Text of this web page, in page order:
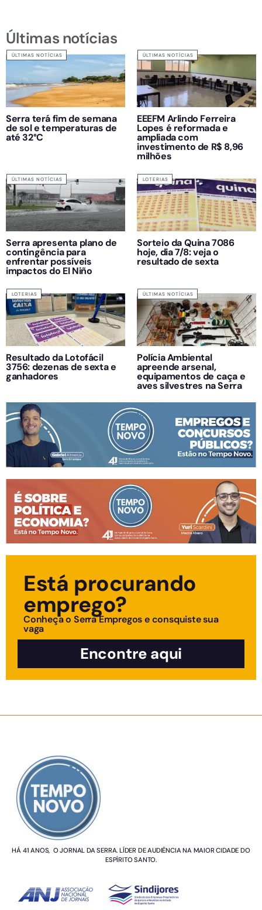
Últimas notícias
ÚLTIMAS NOTÍCIAS
Serra terá fim de semana
de sol e temperaturas de
até 32°C
ÚLTIMAS NOTÍCIAS
EEEFM Arlindo Ferreira
Lopes é reformada e
ampliada com
investimento de R$ 8,96
milhões
ÚLTIMAS NOTÍCIAS
Serra apresenta plano de
contingência para
enfrentar possíveis
impactos do El Niño
LOTERIAS
Sorteio da Quina 7086
hoje, dia 7/8: veja o
resultado de sexta
LOTERIAS
Resultado da Lotofácil
3756: dezenas de sexta e
ganhadores
ÚLTIMAS NOTÍCIAS
Polícia Ambiental
apreende arsenal,
equipamentos de caça e
aves silvestres na Serra
Está procurando
emprego?
Conheça o Serra Empregos e consquiste sua
vaga
Encontre aqui
HÁ 41 ANOS, O JORNAL DA SERRA. LÍDER DE AUDIÊNCIA NA MAIOR CIDADE DO
ESPÍRITO SANTO.